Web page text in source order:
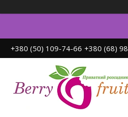
+380 (50) 109-74-66 +380 (68)